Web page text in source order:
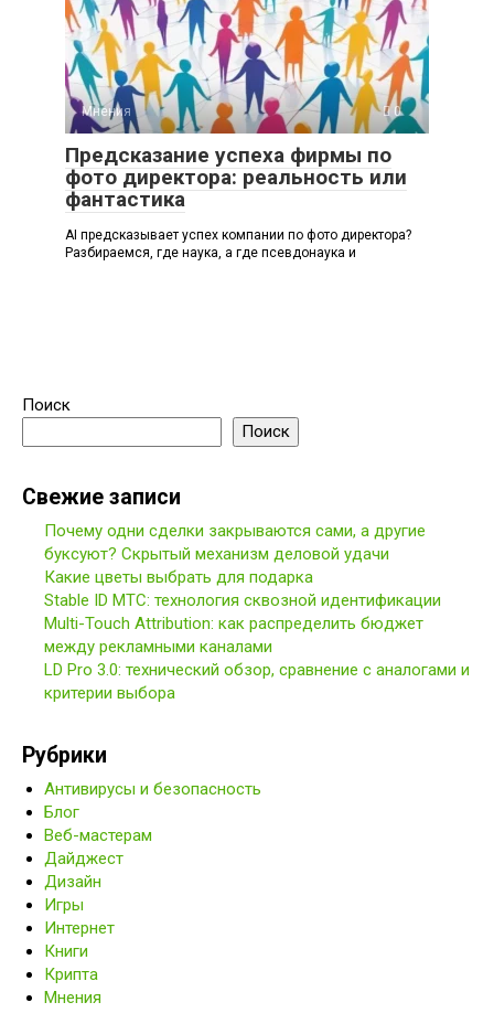
Мнения 0
Предсказание успеха фирмы по
фото директора: реальность или
фантастика
AI предсказывает успех компании по фото директора?
Разбираемся, где наука, а где псевдонаука и
Поиск
Поиск
Свежие записи
Почему одни сделки закрываются сами, а другие
буксуют? Скрытый механизм деловой удачи
Какие цветы выбрать для подарка
Stable ID МТС: технология сквозной идентификации
Multi-Touch Attribution: как распределить бюджет
между рекламными каналами
LD Pro 3.0: технический обзор, сравнение с аналогами и
критерии выбора
Рубрики
Антивирусы и безопасность
Блог
Веб-мастерам
Дайджест
Дизайн
Игры
Интернет
Книги
Крипта
Мнения